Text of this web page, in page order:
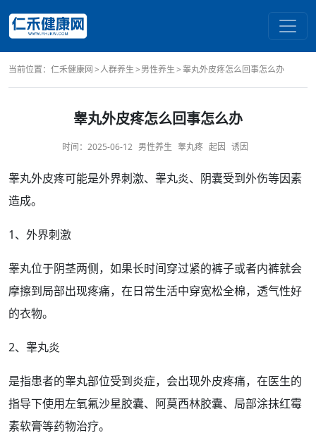
当前位置： 仁禾健康网 人群养生 男性养生 睾丸外皮疼怎么回事怎么办
睾丸外皮疼怎么回事怎么办
时间： 2025-06-12 男性养生 睾丸疼 起因 诱因
睾丸外皮疼可能是外界刺激、 睾丸炎、 阴囊受到外伤等因素
造成。
1、外界刺激
睾丸位于阴茎两侧，如果长时间穿过紧的裤子或者内裤就会
摩擦到局部出现疼痛，在日常生活中穿宽松全棉，透气性好
的衣物。
2、睾丸炎
是指患者的睾丸部位受到炎症，会出现外皮疼痛，在医生的
指导下使用左氧氟沙星胶囊、阿莫西林胶囊、局部涂抹红霉
素软膏等药物治疗。